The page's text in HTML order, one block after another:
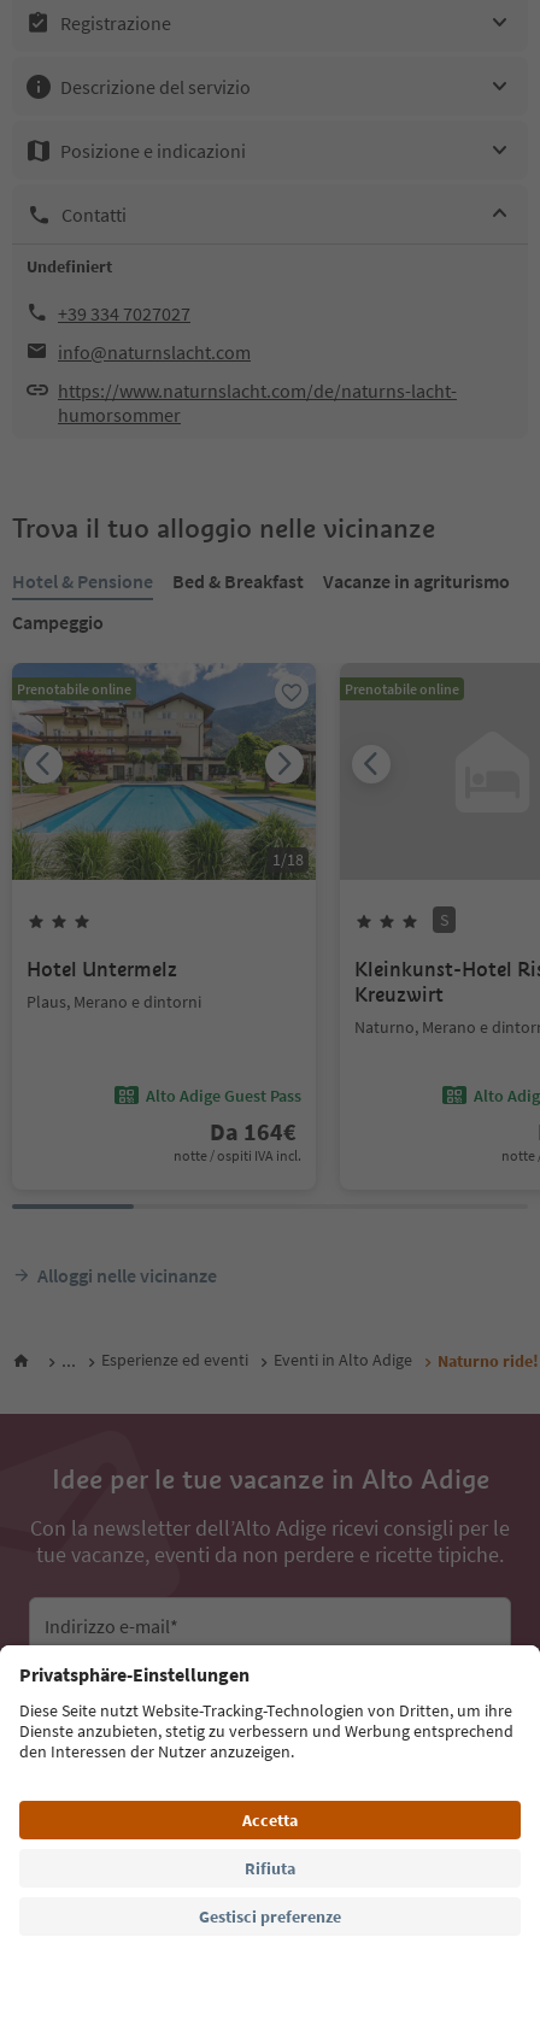
Registrazione
Descrizione del servizio
Posizione e indicazioni
Contatti
Undefiniert
+39 334 7027027
info@naturnslacht.com
https://www.naturnslacht.com/de/naturns-lacht-
humorsommer
Trova il tuo alloggio nelle vicinanze
Hotel & Pensione Bed & Breakfast
Vacanze in agriturismo
Campeggio
Prenotabile online
1/18
Hotel Untermelz
Plaus, Merano e dintorni
Alto Adige Guest Pass
Da 164€
notte / ospiti IVA incl.
Prenotabile online
S
Kleinkunst-Hotel
Kreuzwirt
Naturno, Merano e
Alto
notte
Alloggi nelle vicinanze
... Esperienze ed eventi Eventi in Alto Adige Naturno
Idee per le tue vacanze in Alto Adige
Con la newsletter dell’Alto Adige ricevi consigli per le
tue vacanze, eventi da non perdere e ricette tipiche.
Indirizzo e-mail*
Iscriviti alla newsletter